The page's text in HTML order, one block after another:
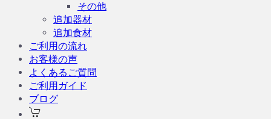
その他
追加器材
追加食材
ご利用の流れ
お客様の声
よくあるご質問
ご利用ガイド
ブログ